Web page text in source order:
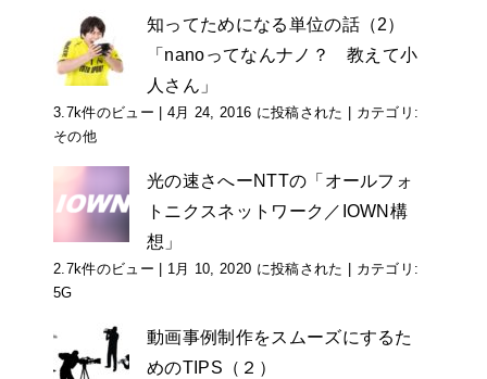
知ってためになる単位の話（2）
「nanoってなんナノ？ 教えて小
人さん」
3.7k件のビュー 4月 24, 2016 に投稿された
カテゴリ:
その他
光の速さへーNTTの「オールフォ
トニクスネットワーク／IOWN構
想」
2.7k件のビュー 1月 10, 2020 に投稿された
カテゴリ:
5G
動画事例制作をスムーズにするた
めのTIPS（２）